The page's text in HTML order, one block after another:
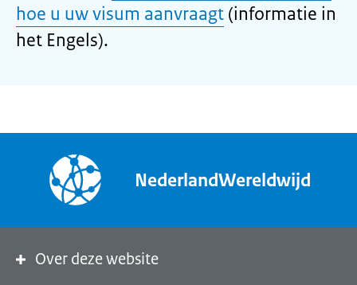
hoe u uw visum aanvraagt (informatie in
het Engels).
NederlandWereldwijd
Over deze website